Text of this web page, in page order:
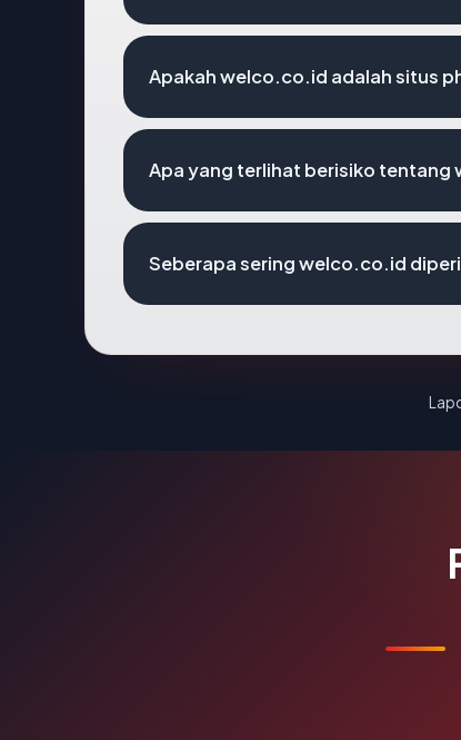
Apakah welco.co.id adalah situs
Apa yang terlihat berisiko tentang
Seberapa sering welco.co.id